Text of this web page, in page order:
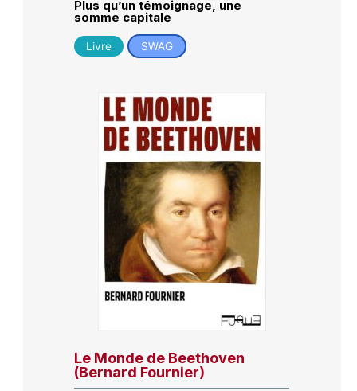
Plus qu’un témoignage, une
somme capitale
Livre SWAG
Le Monde de Beethoven
(Bernard Fournier)